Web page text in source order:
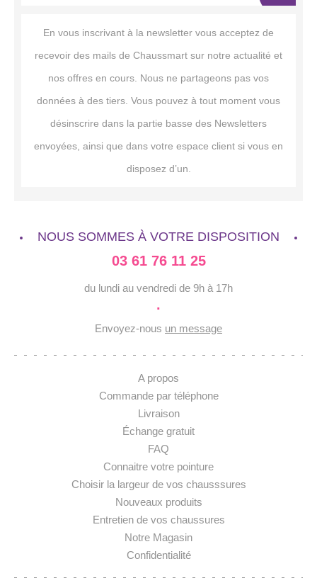
En vous inscrivant à la newsletter vous acceptez de
recevoir des mails de Chaussmart sur notre actualité et
nos offres en cours. Nous ne partageons pas vos
données à des tiers. Vous pouvez à tout moment vous
désinscrire dans la partie basse des Newsletters
envoyées, ainsi que dans votre espace client si vous en
disposez d’un.
NOUS SOMMES À VOTRE DISPOSITION
03 61 76 11 25
du lundi au vendredi de 9h à 17h
·
Envoyez-nous un message
A propos
Commande par téléphone
Livraison
Échange gratuit
FAQ
Connaitre votre pointure
Choisir la largeur de vos chausssures
Nouveaux produits
Entretien de vos chaussures
Notre Magasin
Confidentialité